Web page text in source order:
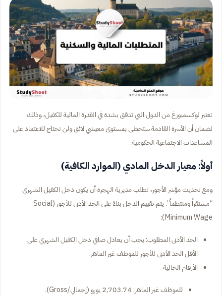
تعتبر لوكسمبورغ من الدول التي تدقق بشدة في القدرة المالية للكفيل، وذلك
لضمان أن الأسرة القادمة ستحظى بمستوى معيشي لائق ولن تحتاج للاعتماد على
المساعدات الاجتماعية الحكومية.
أولاً: معيار الدخل المادي (الموارد الكافية)
ومع تحديث مؤشر الأجور، تطلب مديرية الهجرة أن يكون دخل الكفيل الشهري
“مستقراً ومنتظماً”. يتم تقييم الدخل بناءً على الحد الأدنى للأجور (Social
Minimum Wage):
الحد الأدنى المطلوب: يجب أن يعادل صافي دخل الكفيل الشهري على
الأقل الحد الأدنى للأجور للموظف غير الماهر.
الأرقام الحالية
للموظف غير الماهر: 2,703.74 يورو (إجمالي/Gross).